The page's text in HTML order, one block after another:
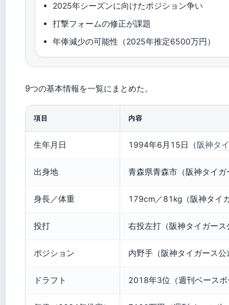
2025年シーズンに向けたポジション争い
打撃フォームの修正が課題
年俸減少の可能性（2025年推定6500万円）
9つの基本情報を一覧にまとめた。
項目 内容
生年月日 1994年6月15日（阪神タ
出身地 青森県青森市（阪神タイ
身長／体重 179cm／81kg（阪神タイ
投打 右投左打（阪神タイガー
ポジション 内野手（阪神タイガース
ドラフト 2018年3位（週刊ベースボ